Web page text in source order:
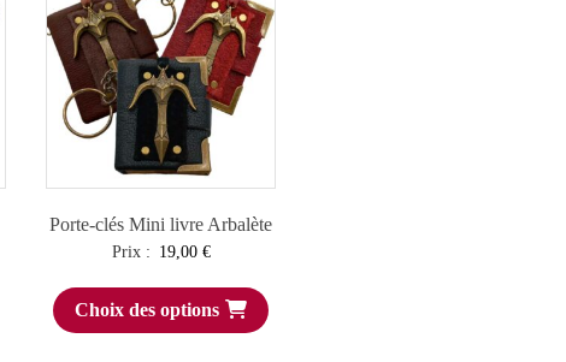
Porte-clés Mini livre Arbalète
Prix : 19,00 €
Choix des options